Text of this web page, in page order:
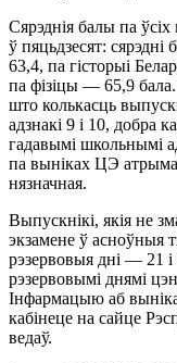
Сярэднія балы па
ў пяцьдзесят:
63,4, па гісторыі
па фізіцы — 65,9 бала.
што колькасць
адзнакі 9 і 10, добра
гадавымі школьнымі
па выніках ЦЭ
нязначная.
Выпускнікі, якія не
экзамене ў асноўныя
рэзервовыя дні — 21
рэзервовымі днямі
Інфармацыю аб
кабінеце на сайце
ведаў.